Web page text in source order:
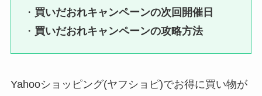
・ 買いだおれキャンペーンの次回開催日
・ 買いだおれキャンペーンの攻略方法
Yahooショッピング(ヤフショピ)でお得に買い物が